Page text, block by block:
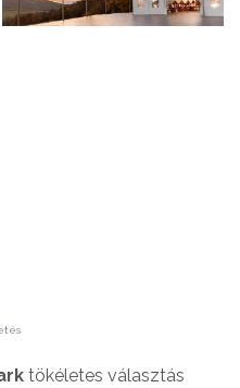
tökéletes választás